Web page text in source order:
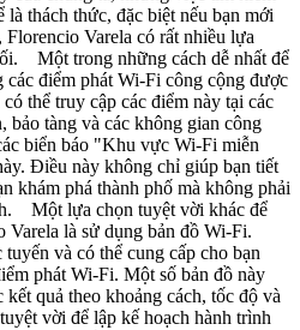
thách thức, đặc biệt nếu bạn mới
Varela có rất nhiều lựa
Một trong những cách dễ nhất để
điểm phát Wi-Fi công cộng được
thể truy cập các điểm này tại các
bảo tàng và các không gian công
biển báo "Khu vực Wi-Fi miễn
Điều này không chỉ giúp bạn tiết
khám phá thành phố mà không phải
Một lựa chọn tuyệt vời khác để
là sử dụng bản đồ Wi-Fi.
và có thể cung cấp cho bạn
phát Wi-Fi. Một số bản đồ này
quả theo khoảng cách, tốc độ và
vời để lập kế hoạch hành trình